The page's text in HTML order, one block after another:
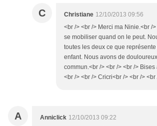
C Christiane 12/10/2013 09:56
<br /> <br /> Merci ma Ninie.<br /
se mobiliser quand on le peut.
toutes les deux ce que
enfant. Nous avons de
commun.<br /> <br /> <br />
<br /> <br /> Cricri<br /> <br /> <br
A Anniclick 12/10/2013 09:22